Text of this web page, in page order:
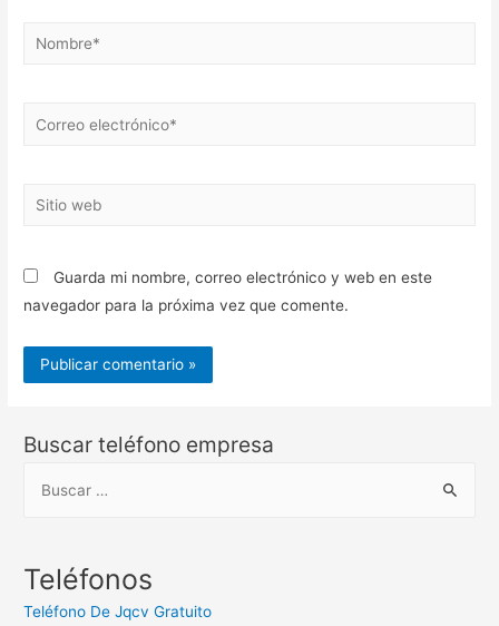
Nombre*
Correo
Sitio
Guarda mi nombre, correo electrónico y web en este
navegador para la próxima vez que comente.
Buscar teléfono empresa
c
Teléfonos
Teléfono De Jqcv Gratuito